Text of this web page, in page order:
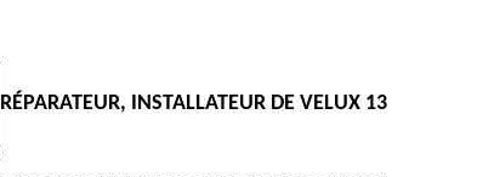
RÉPARATEUR, INSTALLATEUR DE VELUX 13